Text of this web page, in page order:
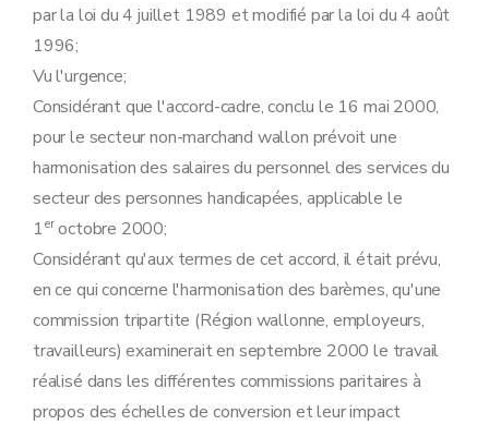
par la loi du 4 juillet 1989 et modifié par la loi du 4 août
1996;
Vu l'urgence;
Considérant que l'accord-cadre, conclu le 16 mai 2000,
pour le secteur non-marchand wallon prévoit une
harmonisation des salaires du personnel des services du
secteur des personnes handicapées, applicable le
1eroctobre 2000;
Considérant qu'aux termes de cet accord, il était prévu,
en ce qui concerne l'harmonisation des barèmes, qu'une
commission tripartite (Région wallonne, employeurs,
travailleurs) examinerait en septembre 2000 le travail
réalisé dans les différentes commissions paritaires à
propos des échelles de conversion et leur impact